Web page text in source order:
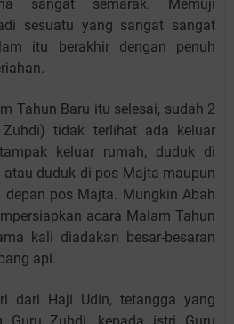
sangat semarak. Memuji
sesuatu yang sangat sangat
itu berakhir dengan penuh
Tahun Baru itu selesai, sudah 2
tidak terlihat ada keluar
keluar rumah, duduk di
duduk di pos Majta maupun
pos Majta. Mungkin Abah
acara Malam Tahun
kali diadakan besar-besaran
api.
dari Haji Udin, tetangga yang